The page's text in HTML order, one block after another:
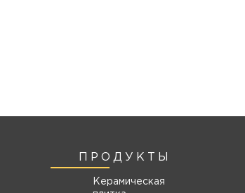
ПРОДУКТЫ
Керамическая